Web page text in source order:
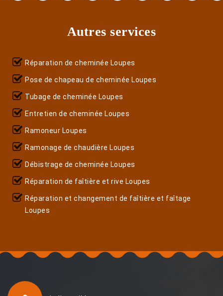
Autres services
Réparation de cheminée Loupes
Pose de chapeau de cheminée Loupes
Tubage de cheminée Loupes
Entretien de cheminée Loupes
Ramoneur Loupes
Ramonage de chaudière Loupes
Débistrage de cheminée Loupes
Réparation de faîtière et rive Loupes
Réparation et changement de faîtière et faîtage
Loupes